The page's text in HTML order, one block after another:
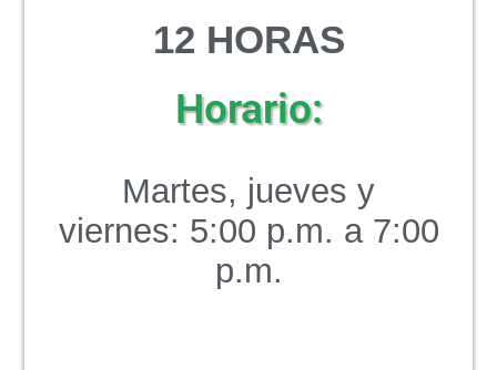
12 HORAS
Horario:
Martes, jueves y
viernes: 5:00 p.m. a 7:00
p.m.